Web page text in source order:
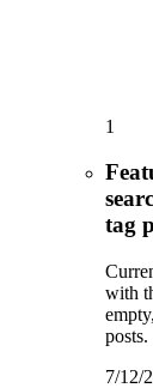
1
tag
with
posts.
7/12/